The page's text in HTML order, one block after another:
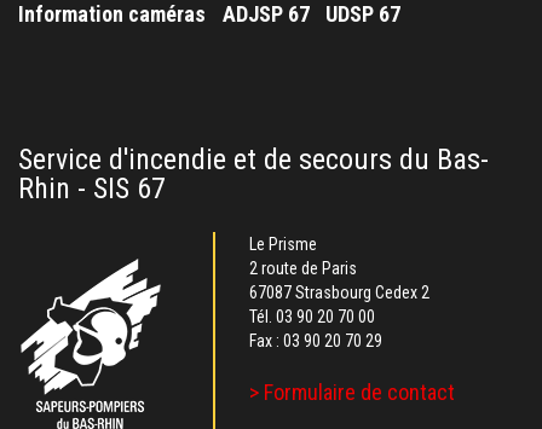
Information caméras
ADJSP 67 UDSP 67
Service d'incendie et de secours du Bas-
Rhin - SIS 67
Le Prisme
2 route de Paris
67087 Strasbourg Cedex 2
Tél. 03 90 20 70 00
Fax : 03 90 20 70 29
> Formulaire de contact